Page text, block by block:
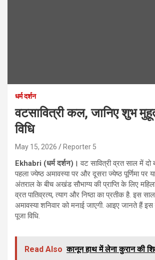
धर्म दर्शन
वटसावित्री कल, जानिए शुभ
विधि
May 15, 2026 Reporter 5
Ekhabri (धर्म दर्शन)। वट सावित्री व्रत साल में दो
पहला ज्येष्ठ अमावस्या पर और दूसरा ज्येष्ठ पूर्णिमा पर
अंतराल के बीच अखंड सौभाग्य की प्राप्ति के लिए
व्रत पातिव्रत्य, त्याग और निष्ठा का प्रतीक है. इस
अमावस्या शनिवार को मनाई जाएगी. आइए जानते हैं
पूजा विधि.
Read Also कानून हाथ में लेना कुरान की